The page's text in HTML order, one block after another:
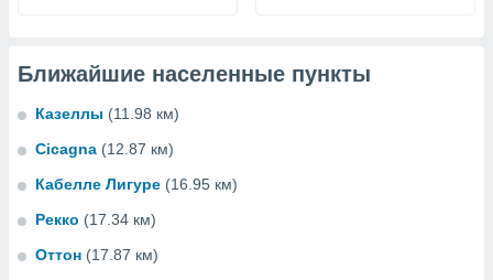
Ближайшие населенные пункты
Казеллы (11.98 км)
Cicagna (12.87 км)
Кабелле Лигуре (16.95 км)
Рекко (17.34 км)
Оттон (17.87 км)